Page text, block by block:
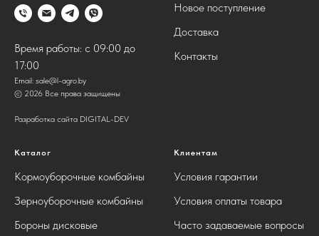
Время работы: с 09:00 до
17:00
Email: sale@l-agro.by
© 2026 Все права защищены
Разработка сайта DIGITAL-DEV
Новое поступление
Доставка
Контакты
Каталог
Кормоуборочные комбайны
Зерноуборочные комбайны
Бороны дисковые
Клиентам
Условия гарантии
Условия оплаты товара
Часто задаваемые вопросы